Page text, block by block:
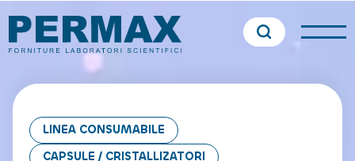
LINEA CONSUMABILE
CAPSULE / CRISTALLIZATORI